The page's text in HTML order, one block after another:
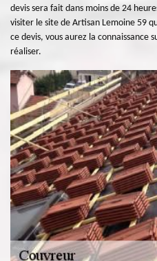
devis sera fait dans moins de 24
visiter le site de Artisan Lemoine 59
ce devis, vous aurez la connaissance
réaliser.